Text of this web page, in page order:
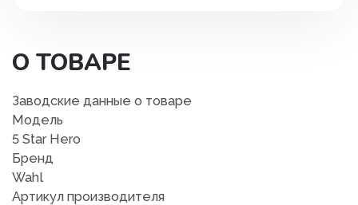
О ТОВАРЕ
Заводские данные о товаре
Модель
5 Star Hero
Бренд
Wahl
Артикул производителя